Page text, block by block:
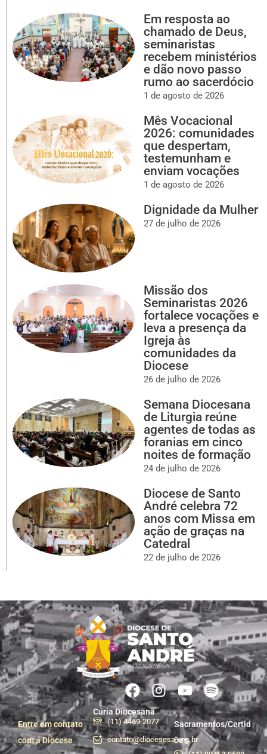
Em resposta ao
chamado de Deus,
seminaristas
recebem ministérios
e dão novo passo
rumo ao sacerdócio
1 de agosto de 2026
Mês Vocacional
2026: comunidades
que despertam,
testemunham e
enviam vocações
1 de agosto de 2026
Dignidade da Mulher
27 de julho de 2026
Missão dos
Seminaristas 2026
fortalece vocações e
leva a presença da
Igreja às
comunidades da
Diocese
26 de julho de 2026
Semana Diocesana
de Liturgia reúne
agentes de todas as
foranias em cinco
noites de formação
24 de julho de 2026
Diocese de Santo
André celebra 72
anos com Missa em
ação de graças na
Catedral
22 de julho de 2026
Entre em contato
com a Diocese
Cúria Diocesana
(11) 4469-2077
contato@diocesesa.org.br
Sacramentos/Certid
ões